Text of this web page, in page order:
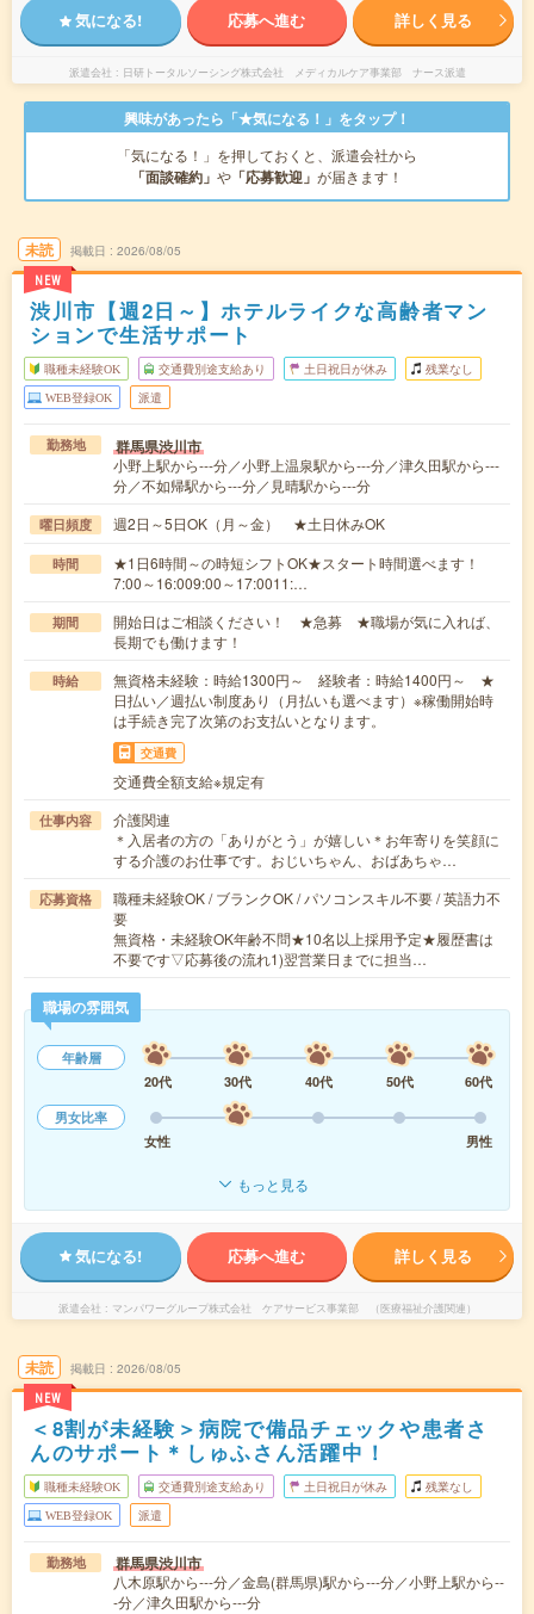
気になる! 応募へ進む 詳しく見る
派遣会社 日研トータルソーシング株式会社 メディカルケア事業部 ナース派遣
興味があったら「★気になる！」をタップ！
「気になる！」を押しておくと、派遣会社から
「面談確約」 や 「応募歓迎」 が届きます！
未読
NEW
掲載日 2026/08/05
渋川市【週2日～】ホテルライクな高齢者マン
ションで生活サポート
職種未経験OK 交通費別途支給あり 土日祝日が休み 残業なし
WEB登録OK 派遣
勤務地 群馬県渋川市
小野上駅から---分／小野上温泉駅から---分／津久田駅から---
分／不如帰駅から---分／見晴駅から---分
曜日頻度 週2日～5日OK（月～金） ★土日休みOK
時間
★1日6時間～の時短シフトOK★スタート時間選べます！
7:00～16:009:00～17:0011:…
期間
開始日はご相談ください！ ★急募 ★職場が気に入れば、
長期でも働けます！
時給
無資格未経験：時給1300円～ 経験者：時給1400円～ ★
日払い／週払い制度あり（月払いも選べます）※稼働開始時
は手続き完了次第のお支払いとなります。
交通費
交通費全額支給※規定有
仕事内容
介護関連
＊入居者の方の「ありがとう」が嬉しい＊お年寄りを笑顔に
する介護のお仕事です。おじいちゃん、おばあちゃ…
応募資格
職種未経験OK / ブランクOK / パソコンスキル不要 / 英語力不
要
無資格・未経験OK年齢不問★10名以上採用予定★履歴書は
不要です▽応募後の流れ1)翌営業日までに担当…
職場の雰囲気
年齢層
20代
30代 40代 50代
60代
男女比率
女性
男性
もっと見る
気になる! 応募へ進む 詳しく見る
派遣会社 マンパワーグループ株式会社 ケアサービス事業部 （医療福祉介護関連）
未読
NEW
掲載日 2026/08/05
＜8割が未経験＞病院で備品チェックや患者さ
んのサポート＊しゅふさん活躍中！
職種未経験OK 交通費別途支給あり 土日祝日が休み 残業なし
WEB登録OK 派遣
勤務地 群馬県渋川市
八木原駅から---分／金島(群馬県)駅から---分／小野上駅から--
-分／津久田駅から---分